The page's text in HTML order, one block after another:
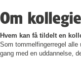
Om
Hvem kan få tildelt en
Som tommelfingerregel
gang med en uddannelse,